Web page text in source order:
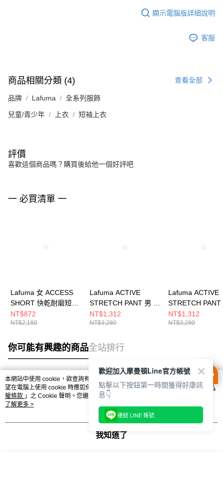
顯示電腦版詳細說明
客服
商品相關分類 (4) 查看全部
品牌 Lafuma 全系列服飾
兒童/青少年 上衣 短袖上衣
評價
喜歡這個商品嗎？購買後給他一個好評吧
一 必買清單 一
Lafuma 女 ACCESS
SHORT 快乾耐磨短褲
LFV124567523
NT$872
NT$2,180
Lafuma ACTIVE
STRETCH PANT 男 快
乾長褲
LFV122867523
NT$1,312
NT$3,280
Lafuma ACTIVE
STRETCH PANT
乾長褲
LFV122917523
NT$1,312
NT$3,280
你可能有興趣的商品全站排行
熱門標籤
本網站中使用 cookie，欲查詢有關本網站使用 cookie 方式之詳情，及若您不希
望在電腦上使用 cookie 時應如何變更電腦的 cookie 設定，請參閱本網站「
隱私
權條款 」之 Cookie 聲明。您繼續使用本網站即表示您同意本公司得按本網站使
用條款之 Cookie 聲明使用 cookie。
了解更多 >
我知道了
歡迎加入摩曼頓Line官方帳號
點擊以下按鈕第一時間獲得好康訊
息👇
連結 LINE 帳號